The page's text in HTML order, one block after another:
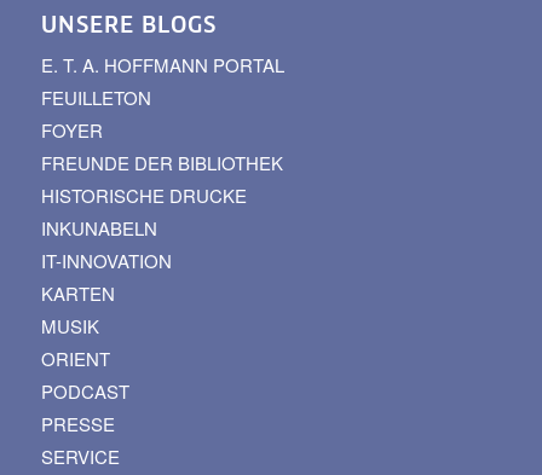
UNSERE BLOGS
E. T. A. HOFFMANN PORTAL
FEUILLETON
FOYER
FREUNDE DER BIBLIOTHEK
HISTORISCHE DRUCKE
INKUNABELN
IT-INNOVATION
KARTEN
MUSIK
ORIENT
PODCAST
PRESSE
SERVICE